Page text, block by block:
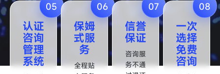
05
认证
咨询
管理
系统
06
保姆
式服
务
全程贴
07
信誉
保证
咨询服
务不通
08
一次
选择
免费
咨询